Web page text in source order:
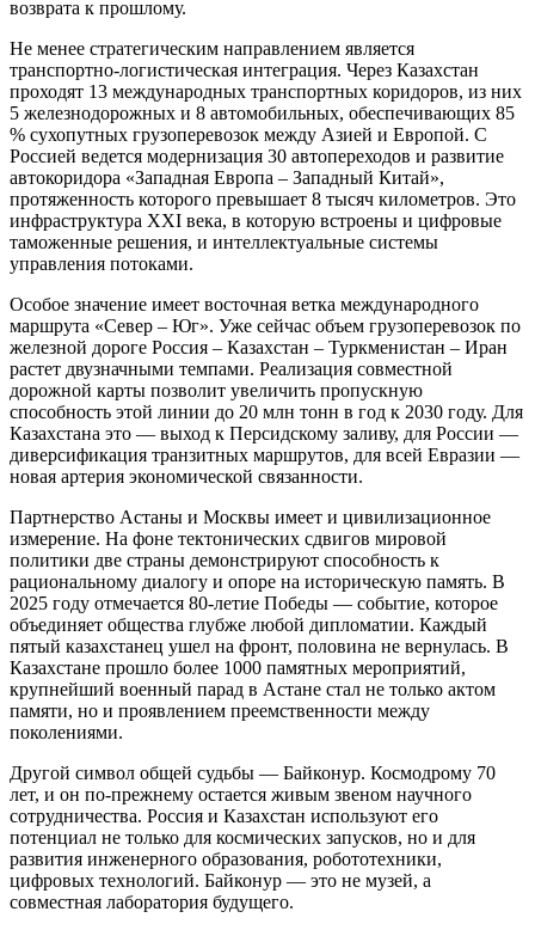
возврата к прошлому.
Не менее стратегическим направлением является
транспортно-логистическая интеграция. Через Казахстан
проходят 13 международных транспортных коридоров, из них
5 железнодорожных и 8 автомобильных, обеспечивающих 85
% сухопутных грузоперевозок между Азией и Европой. С
Россией ведется модернизация 30 автопереходов и развитие
автокоридора «Западная Европа – Западный Китай»,
протяженность которого превышает 8 тысяч километров. Это
инфраструктура XXI века, в которую встроены и цифровые
таможенные решения, и интеллектуальные системы
управления потоками.
Особое значение имеет восточная ветка международного
маршрута «Север – Юг». Уже сейчас объем грузоперевозок по
железной дороге Россия – Казахстан – Туркменистан – Иран
растет двузначными темпами. Реализация совместной
дорожной карты позволит увеличить пропускную
способность этой линии до 20 млн тонн в год к 2030 году. Для
Казахстана это — выход к Персидскому заливу, для России —
диверсификация транзитных маршрутов, для всей Евразии —
новая артерия экономической связанности.
Партнерство Астаны и Москвы имеет и цивилизационное
измерение. На фоне тектонических сдвигов мировой
политики две страны демонстрируют способность к
рациональному диалогу и опоре на историческую память. В
2025 году отмечается 80-летие Победы — событие, которое
объединяет общества глубже любой дипломатии. Каждый
пятый казахстанец ушел на фронт, половина не вернулась. В
Казахстане прошло более 1000 памятных мероприятий,
крупнейший военный парад в Астане стал не только актом
памяти, но и проявлением преемственности между
поколениями.
Другой символ общей судьбы — Байконур. Космодрому 70
лет, и он по-прежнему остается живым звеном научного
сотрудничества. Россия и Казахстан используют его
потенциал не только для космических запусков, но и для
развития инженерного образования, робототехники,
цифровых технологий. Байконур — это не музей, а
совместная лаборатория будущего.